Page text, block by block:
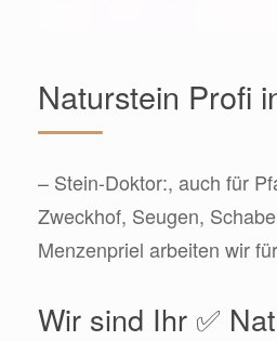
Naturstein Profi
– Stein-Doktor:, auch für
Zweckhof, Seugen,
Menzenpriel arbeiten wir
Wir sind Ihr ✅